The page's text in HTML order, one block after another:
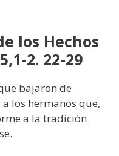
los Hechos
2. 22-29
bajaron de
los hermanos que,
a la tradición